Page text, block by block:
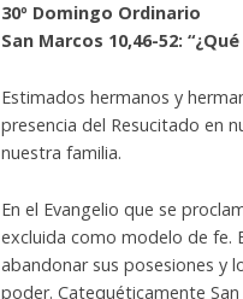
30º Domingo Ordinario
San Marcos 10,46-52:
Estimados hermanos y
presencia del Resucitado en
nuestra familia.
En el Evangelio que se
excluida como modelo de fe.
abandonar sus posesiones y
poder. Catequéticamente